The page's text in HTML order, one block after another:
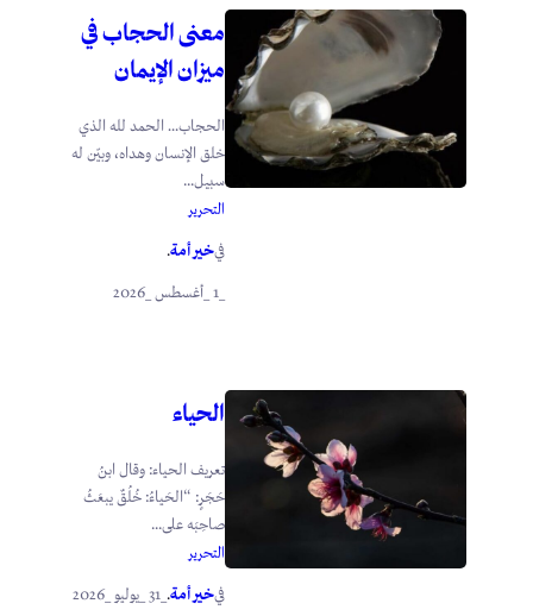
معنى الحجاب في
ميزان الإيمان
الحجاب… الحمد لله الذي
خلق الإنسان وهداه، وبيّن له
سبيل...
التحرير
فيخير أمة.
_1 _أغسطس _2026
الحياء
تعريف الحياء: وقال ابنُ
حَجَرٍ: “الحَياءُ: خُلُقٌ يبعَثُ
صاحِبَه على...
التحرير
فيخير أمة.